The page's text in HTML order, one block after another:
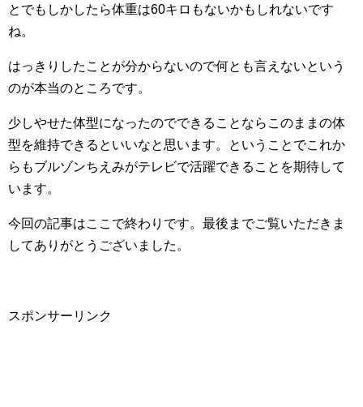
とでもしかしたら体重は60キロもないかもしれないです
ね。
はっきりしたことが分からないので何とも言えないという
のが本当のところです。
少しやせた体型になったのでできることならこのままの体
型を維持できるといいなと思います。ということでこれか
らもブルゾンちえみがテレビで活躍できることを期待して
います。
今回の記事はここで終わりです。最後までご覧いただきま
してありがとうございました。
スポンサーリンク